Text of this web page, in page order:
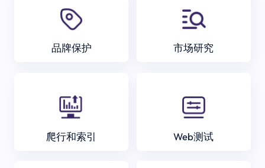
品牌保护 市场研究
爬行和索引 Web测试